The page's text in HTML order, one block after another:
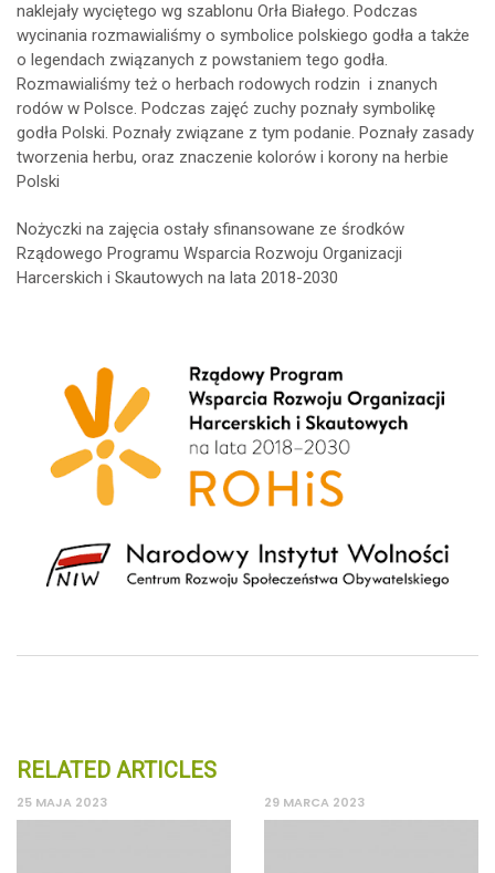
naklejały wyciętego wg szablonu Orła Białego. Podczas
wycinania rozmawialiśmy o symbolice polskiego godła a także
o legendach związanych z powstaniem tego godła.
Rozmawialiśmy też o herbach rodowych rodzin i znanych
rodów w Polsce. Podczas zajęć zuchy poznały symbolikę
godła Polski. Poznały związane z tym podanie. Poznały zasady
tworzenia herbu, oraz znaczenie kolorów i korony na herbie
Polski
Nożyczki na zajęcia ostały sfinansowane ze środków
Rządowego Programu Wsparcia Rozwoju Organizacji
Harcerskich i Skautowych na lata 2018-2030
RELATED ARTICLES
25 MAJA 2023 29 MARCA 2023